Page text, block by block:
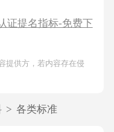
证提名指标-免费下
提供方，若内容存在侵
> 各类标准